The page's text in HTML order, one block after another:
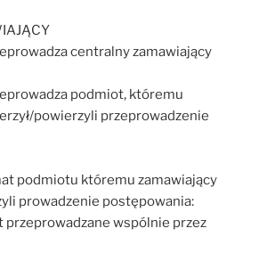
centralny zamawiający
podmiot, któremu
powierzyli przeprowadzenie
podmiotu któremu zamawiający
prowadzenie postępowania:
przeprowadzane wspólnie przez